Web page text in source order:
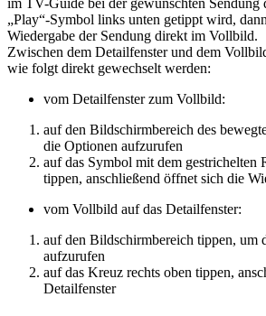
im TV-Guide bei der gewünschten Sendung
„Play“-Symbol links unten getippt wird,
Wiedergabe der Sendung direkt im Vollbild.
Zwischen dem Detailfenster und dem
wie folgt direkt gewechselt werden:
vom Detailfenster zum Vollbild:
auf den Bildschirmbereich des
die Optionen aufzurufen
auf das Symbol mit dem gestrichelten
tippen, anschließend öffnet sich die
vom Vollbild auf das Detailfenster:
auf den Bildschirmbereich tippen, um
aufzurufen
auf das Kreuz rechts oben tippen,
Detailfenster